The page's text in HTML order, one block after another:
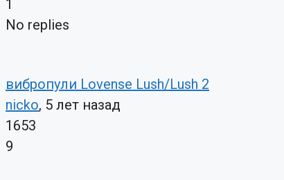
1
No replies
вибропули Lovense Lush/Lush 2
nicko, 5 лет назад
1653
9